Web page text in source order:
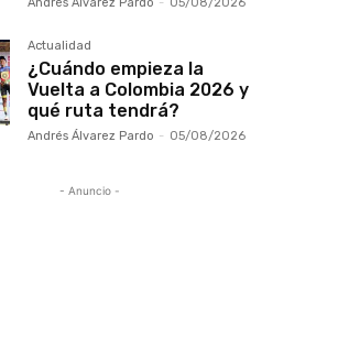
Andrés Álvarez Pardo - 05/08/2026
Actualidad
¿Cuándo empieza la
Vuelta a Colombia 2026 y
qué ruta tendrá?
Andrés Álvarez Pardo - 05/08/2026
- Anuncio -